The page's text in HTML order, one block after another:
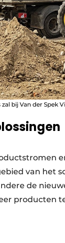
bij Van der Spek
van het
de
producten